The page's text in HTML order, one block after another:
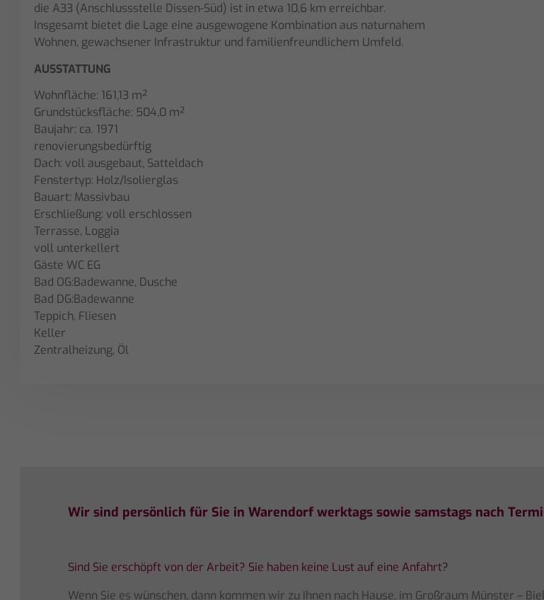
die A33 (Anschlussstelle Dissen-Süd) ist in etwa 10,6 km erreichbar.
Insgesamt bietet die Lage eine ausgewogene Kombination aus naturnahem
Wohnen, gewachsener Infrastruktur und familienfreundlichem Umfeld.
AUSSTATTUNG
Wohnfläche: 161,13 m²
Grundstücksfläche: 504,0 m²
Baujahr: ca. 1971
renovierungsbedürftig
Dach: voll ausgebaut, Satteldach
Fenstertyp: Holz/Isolierglas
Bauart: Massivbau
Erschließung: voll erschlossen
Terrasse, Loggia
voll unterkellert
Gäste WC EG
Bad OG:Badewanne, Dusche
Bad DG:Badewanne
Teppich, Fliesen
Keller
Zentralheizung, Öl
Wir sind persönlich für Sie in Warendorf werktags sowie samstags nach
Sind Sie erschöpft von der Arbeit? Sie haben keine Lust auf eine Anfahrt?
Wenn Sie es wünschen, dann kommen wir zu Ihnen nach Hause, im Großraum Münster –